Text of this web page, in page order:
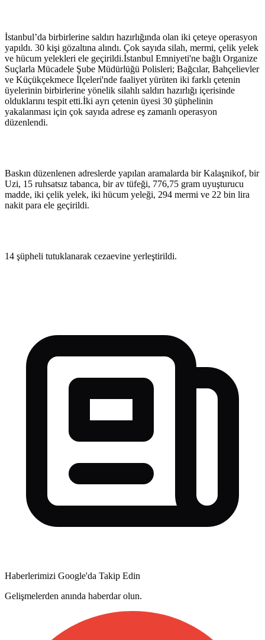
İstanbul’da birbirlerine saldırı hazırlığında olan iki çeteye operasyon
yapıldı. 30 kişi gözaltına alındı. Çok sayıda silah, mermi, çelik yelek
ve hücum yelekleri ele geçirildi.İstanbul Emniyeti'ne bağlı Organize
Suçlarla Mücadele Şube Müdürlüğü Polisleri; Bağcılar, Bahçelievler
ve Küçükçekmece İlçeleri'nde faaliyet yürüten iki farklı çetenin
üyelerinin birbirlerine yönelik silahlı saldırı hazırlığı içerisinde
olduklarını tespit etti.İki ayrı çetenin üyesi 30 şüphelinin
yakalanması için çok sayıda adrese eş zamanlı operasyon
düzenlendi.
Baskın düzenlenen adreslerde yapılan aramalarda bir Kalaşnikof, bir
Uzi, 15 ruhsatsız tabanca, bir av tüfeği, 776,75 gram uyuşturucu
madde, iki çelik yelek, iki hücum yeleği, 294 mermi ve 22 bin lira
nakit para ele geçirildi.
14 şüpheli tutuklanarak cezaevine yerleştirildi.
Haberlerimizi Google'da Takip Edin
Gelişmelerden anında haberdar olun.